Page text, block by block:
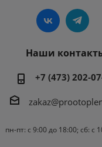
Наши
+7 (473) 202-
пн-пт: c 9:00 до 18:00; сб: с